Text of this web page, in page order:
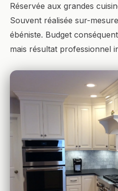
Réservée aux grandes
Souvent réalisée sur-
ébéniste. Budget
mais résultat professionnel